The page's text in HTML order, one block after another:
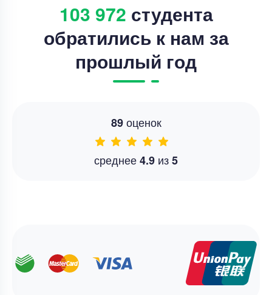
103 972 студента
обратились к нам за
прошлый год
89оценок
среднее4.9 из5